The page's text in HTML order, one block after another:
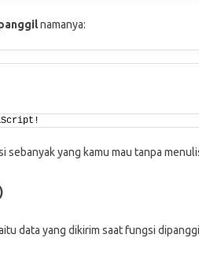
namanya:
sebanyak yang kamu mau tanpa
data yang dikirim saat fungsi